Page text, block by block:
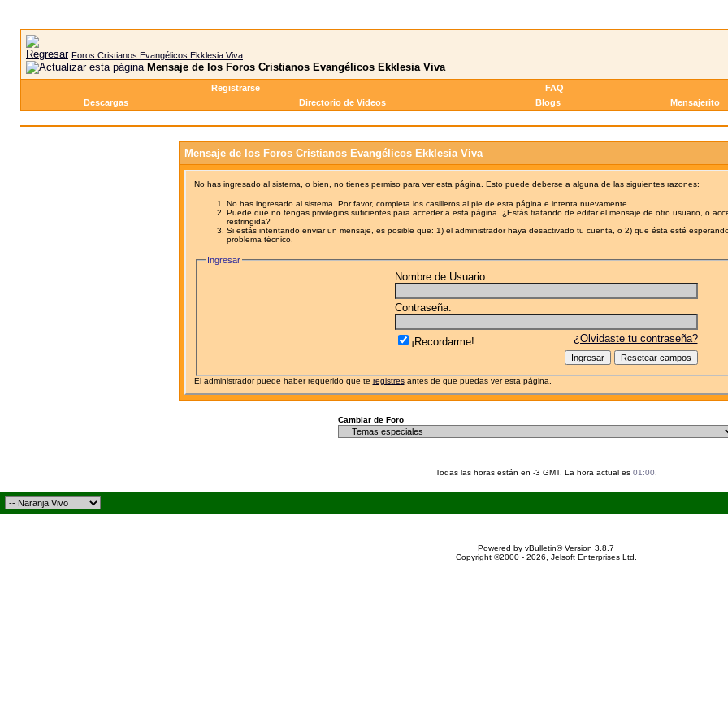
Foros Cristianos Evangélicos Ekklesia Viva
Mensaje de los Foros Cristianos Evangélicos Ekklesia Viva
Registrarse FAQ
Descargas
Directorio de Videos Blogs Mensajerito
Mensaje de los Foros Cristianos Evangélicos Ekklesia Viva
No has ingresado al sistema, o bien, no tienes permiso para ver esta página. Esto puede deberse a alguna de las siguientes razones:
No has ingresado al sistema. Por favor, completa los casilleros al pie de esta página e intenta nuevamente.
Puede que no tengas privilegios suficientes para acceder a esta página. ¿Estás tratando de editar el mensaje de otro usuario, o
restringida?
Si estás intentando enviar un mensaje, es posible que: 1) el administrador haya desactivado tu cuenta, o 2) que ésta esté
problema técnico.
Ingresar
Nombre de Usuario:
Contraseña:
¿Olvidaste tu contraseña?
¡Recordarme!
El administrador puede haber requerido que te registresantes de que puedas ver esta página.
Cambiar de Foro
Todas las horas están en -3 GMT. La hora actual es 01:00
Powered by vBulletin® Version 3.8.7
Copyright ©2000 - 2026, Jelsoft Enterprises Ltd.